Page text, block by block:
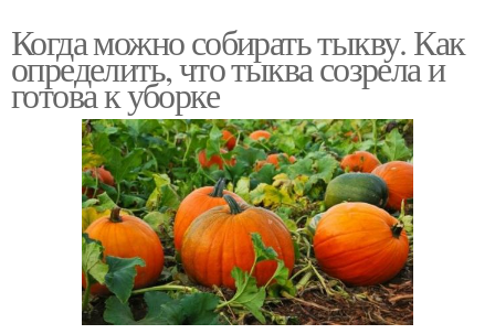
Когда можно собирать тыкву. Как
определить, что тыква созрела и
готова к уборке